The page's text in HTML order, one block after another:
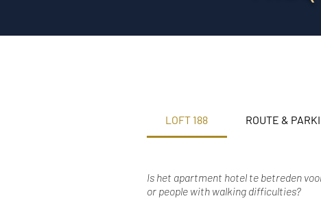
LOFT 188 ROUTE &
Is het apartment hotel te betreden
or people with walking difficulties?